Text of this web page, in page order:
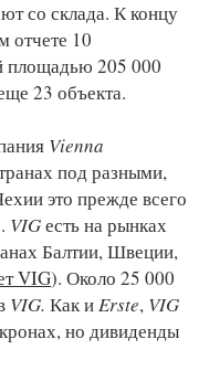
со склада. К концу
отчете 10
площадью 205 000
23 объекта.
Vienna
под разными,
это прежде всего
. VIGесть на рынках
Балтии, Швеции,
VIG). Около 25 000
VIG. Как иErste, VIG
но дивиденды